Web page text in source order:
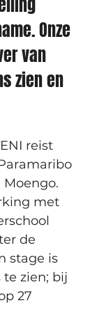
Onze
van
zien en
reist
met
de
stage is
te zien; bij
27